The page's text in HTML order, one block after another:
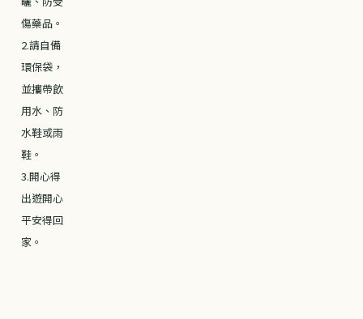
傷藥品。
2.請自備
環保袋，
並攜帶飲
用水、防
水鞋或雨
鞋。
3.開心得
出遊開心
平安得回
家。